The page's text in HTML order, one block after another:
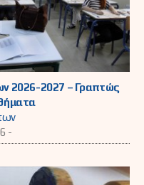
2026-2027 – Γραπτώς
-